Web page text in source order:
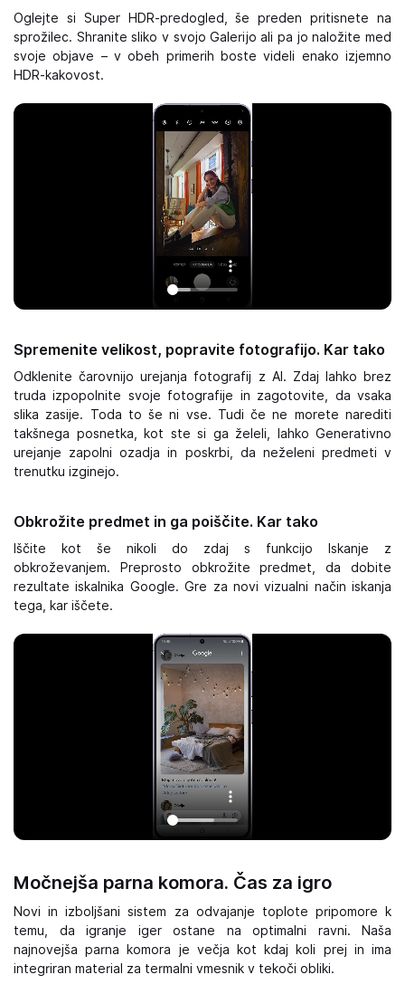
Oglejte si Super HDR-predogled, še preden pritisnete na
sprožilec. Shranite sliko v svojo Galerijo ali pa jo naložite med
svoje objave – v obeh primerih boste videli enako izjemno
HDR-kakovost.
Spremenite velikost, popravite fotografijo. Kar tako
Odklenite čarovnijo urejanja fotografij z AI. Zdaj lahko brez
truda izpopolnite svoje fotografije in zagotovite, da vsaka
slika zasije. Toda to še ni vse. Tudi če ne morete narediti
takšnega posnetka, kot ste si ga želeli, lahko Generativno
urejanje zapolni ozadja in poskrbi, da neželeni predmeti v
trenutku izginejo.
Obkrožite predmet in ga poiščite. Kar tako
Iščite kot še nikoli do zdaj s funkcijo Iskanje z
obkroževanjem. Preprosto obkrožite predmet, da dobite
rezultate iskalnika Google. Gre za novi vizualni način iskanja
tega, kar iščete.
Močnejša parna komora. Čas za igro
Novi in izboljšani sistem za odvajanje toplote pripomore k
temu, da igranje iger ostane na optimalni ravni. Naša
najnovejša parna komora je večja kot kdaj koli prej in ima
integriran material za termalni vmesnik v tekoči obliki.